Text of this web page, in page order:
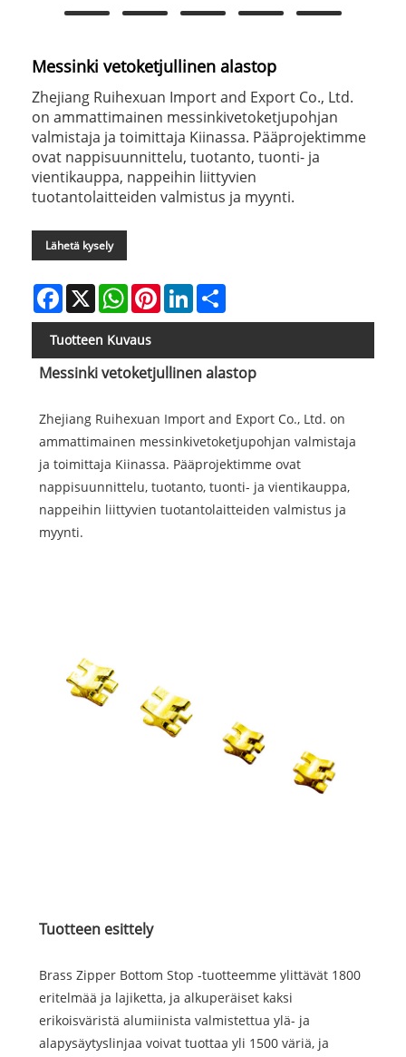
Messinki vetoketjullinen alastop
Zhejiang Ruihexuan Import and Export Co., Ltd.
on ammattimainen messinkivetoketjupohjan
valmistaja ja toimittaja Kiinassa. Pääprojektimme
ovat nappisuunnittelu, tuotanto, tuonti- ja
vientikauppa, nappeihin liittyvien
tuotantolaitteiden valmistus ja myynti.
Lähetä kysely
Facebook
X WhatsAppPinterestLinkedIn
Tuotteen Kuvaus
Messinki vetoketjullinen alastop
Zhejiang Ruihexuan Import and Export Co., Ltd. on
ammattimainen messinkivetoketjupohjan valmistaja
ja toimittaja Kiinassa. Pääprojektimme ovat
nappisuunnittelu, tuotanto, tuonti- ja vientikauppa,
nappeihin liittyvien tuotantolaitteiden valmistus ja
myynti.
Tuotteen esittely
Brass Zipper Bottom Stop -tuotteemme ylittävät 1800
eritelmää ja lajiketta, ja alkuperäiset kaksi
erikoisväristä alumiinista valmistettua ylä- ja
alapysäytyslinjaa voivat tuottaa yli 1500 väriä, ja